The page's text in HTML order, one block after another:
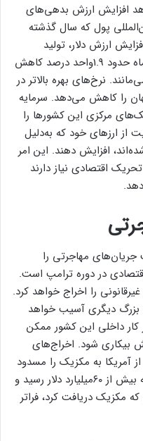
افزایش ارزش بدهی‌های
پول که سال گذشته
می‌دهد هر ۱۰درصد افزایش ارزش دلار، تولید
اقتصادی بازارهای نوظهور را پس از 6ماه حدود 1.9واحد درصد کاهش
2.5سال باقی می‌مانند. نرخ‌های بهره بالاتر در
را کاهش می‌دهد. سرمایه
مرکزی این کشورها را
از ارزهای خود که به‌دلیل
افزایش دهند. این امر
اقتصادی نیاز دارند
مهاجرتی را
در دوره ترامپ است.
را اخراج خواهد کرد.
بزرگ دیگری آسیب خواهد
کار داخلی این کشور ممکن
بیکاری شود. اخراج‌های
آمریکا به مکزیک را مسدود
می‌کند. این انتقال‌ها در سال گذشته به بیش از ۶۰میلیارد دلار رسید و
مکزیک دریافت کرد، فراتر